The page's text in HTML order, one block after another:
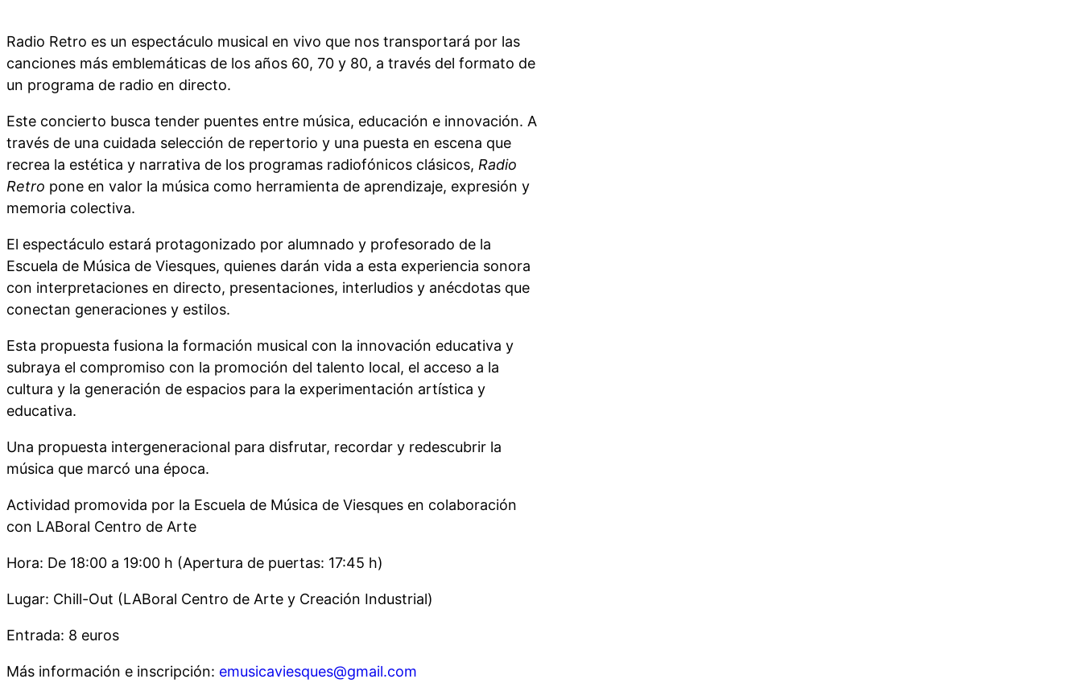
Radio Retro es un espectáculo musical en vivo que nos transportará por las
canciones más emblemáticas de los años 60, 70 y 80, a través del formato de
un programa de radio en directo.
Este concierto busca tender puentes entre música, educación e innovación. A
través de una cuidada selección de repertorio y una puesta en escena que
recrea la estética y narrativa de los programas radiofónicos clásicos, Radio
Retro pone en valor la música como herramienta de aprendizaje, expresión y
memoria colectiva.
El espectáculo estará protagonizado por alumnado y profesorado de la
Escuela de Música de Viesques, quienes darán vida a esta experiencia sonora
con interpretaciones en directo, presentaciones, interludios y anécdotas que
conectan generaciones y estilos.
Esta propuesta fusiona la formación musical con la innovación educativa y
subraya el compromiso con la promoción del talento local, el acceso a la
cultura y la generación de espacios para la experimentación artística y
educativa.
Una propuesta intergeneracional para disfrutar, recordar y redescubrir la
música que marcó una época.
Actividad promovida por la Escuela de Música de Viesques en colaboración
con LABoral Centro de Arte
Hora: De 18:00 a 19:00 h (Apertura de puertas: 17:45 h)
Lugar: Chill-Out (LABoral Centro de Arte y Creación Industrial)
Entrada: 8 euros
Más información e inscripción: emusicaviesques@gmail.com